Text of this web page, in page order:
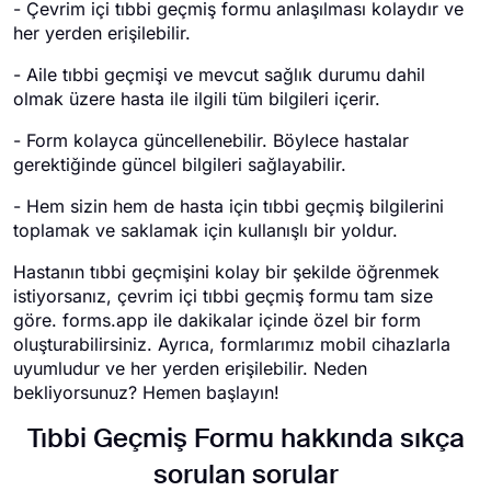
- Çevrim içi tıbbi geçmiş formu anlaşılması kolaydır ve
her yerden erişilebilir.
- Aile tıbbi geçmişi ve mevcut sağlık durumu dahil
olmak üzere hasta ile ilgili tüm bilgileri içerir.
- Form kolayca güncellenebilir. Böylece hastalar
gerektiğinde güncel bilgileri sağlayabilir.
- Hem sizin hem de hasta için tıbbi geçmiş bilgilerini
toplamak ve saklamak için kullanışlı bir yoldur.
Hastanın tıbbi geçmişini kolay bir şekilde öğrenmek
istiyorsanız, çevrim içi tıbbi geçmiş formu tam size
göre. forms.app ile dakikalar içinde özel bir form
oluşturabilirsiniz. Ayrıca, formlarımız mobil cihazlarla
uyumludur ve her yerden erişilebilir. Neden
bekliyorsunuz? Hemen başlayın!
Tıbbi Geçmiş Formu hakkında sıkça
sorulan sorular